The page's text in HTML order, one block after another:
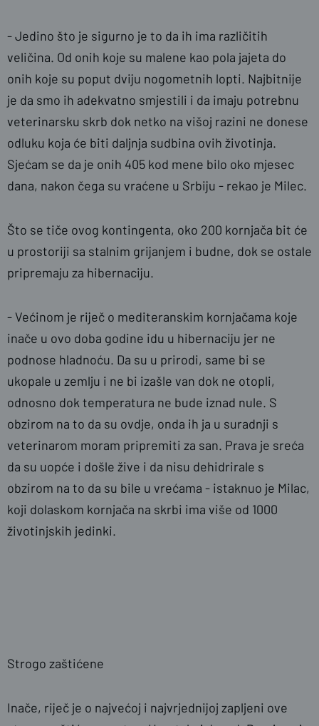
- Jedino što je sigurno je to da ih ima različitih
veličina. Od onih koje su malene kao pola jajeta do
onih koje su poput dviju nogometnih lopti. Najbitnije
je da smo ih adekvatno smjestili i da imaju potrebnu
veterinarsku skrb dok netko na višoj razini ne donese
odluku koja će biti daljnja sudbina ovih životinja.
Sjećam se da je onih 405 kod mene bilo oko mjesec
dana, nakon čega su vraćene u Srbiju - rekao je Milec.
Što se tiče ovog kontingenta, oko 200 kornjača bit će
u prostoriji sa stalnim grijanjem i budne, dok se ostale
pripremaju za hibernaciju.
- Većinom je riječ o mediteranskim kornjačama koje
inače u ovo doba godine idu u hibernaciju jer ne
podnose hladnoću. Da su u prirodi, same bi se
ukopale u zemlju i ne bi izašle van dok ne otopli,
odnosno dok temperatura ne bude iznad nule. S
obzirom na to da su ovdje, onda ih ja u suradnji s
veterinarom moram pripremiti za san. Prava je sreća
da su uopće i došle žive i da nisu dehidrirale s
obzirom na to da su bile u vrećama - istaknuo je Milac,
koji dolaskom kornjača na skrbi ima više od 1000
životinjskih jedinki.
Strogo zaštićene
Inače, riječ je o najvećoj i najvrjednijoj zapljeni ove